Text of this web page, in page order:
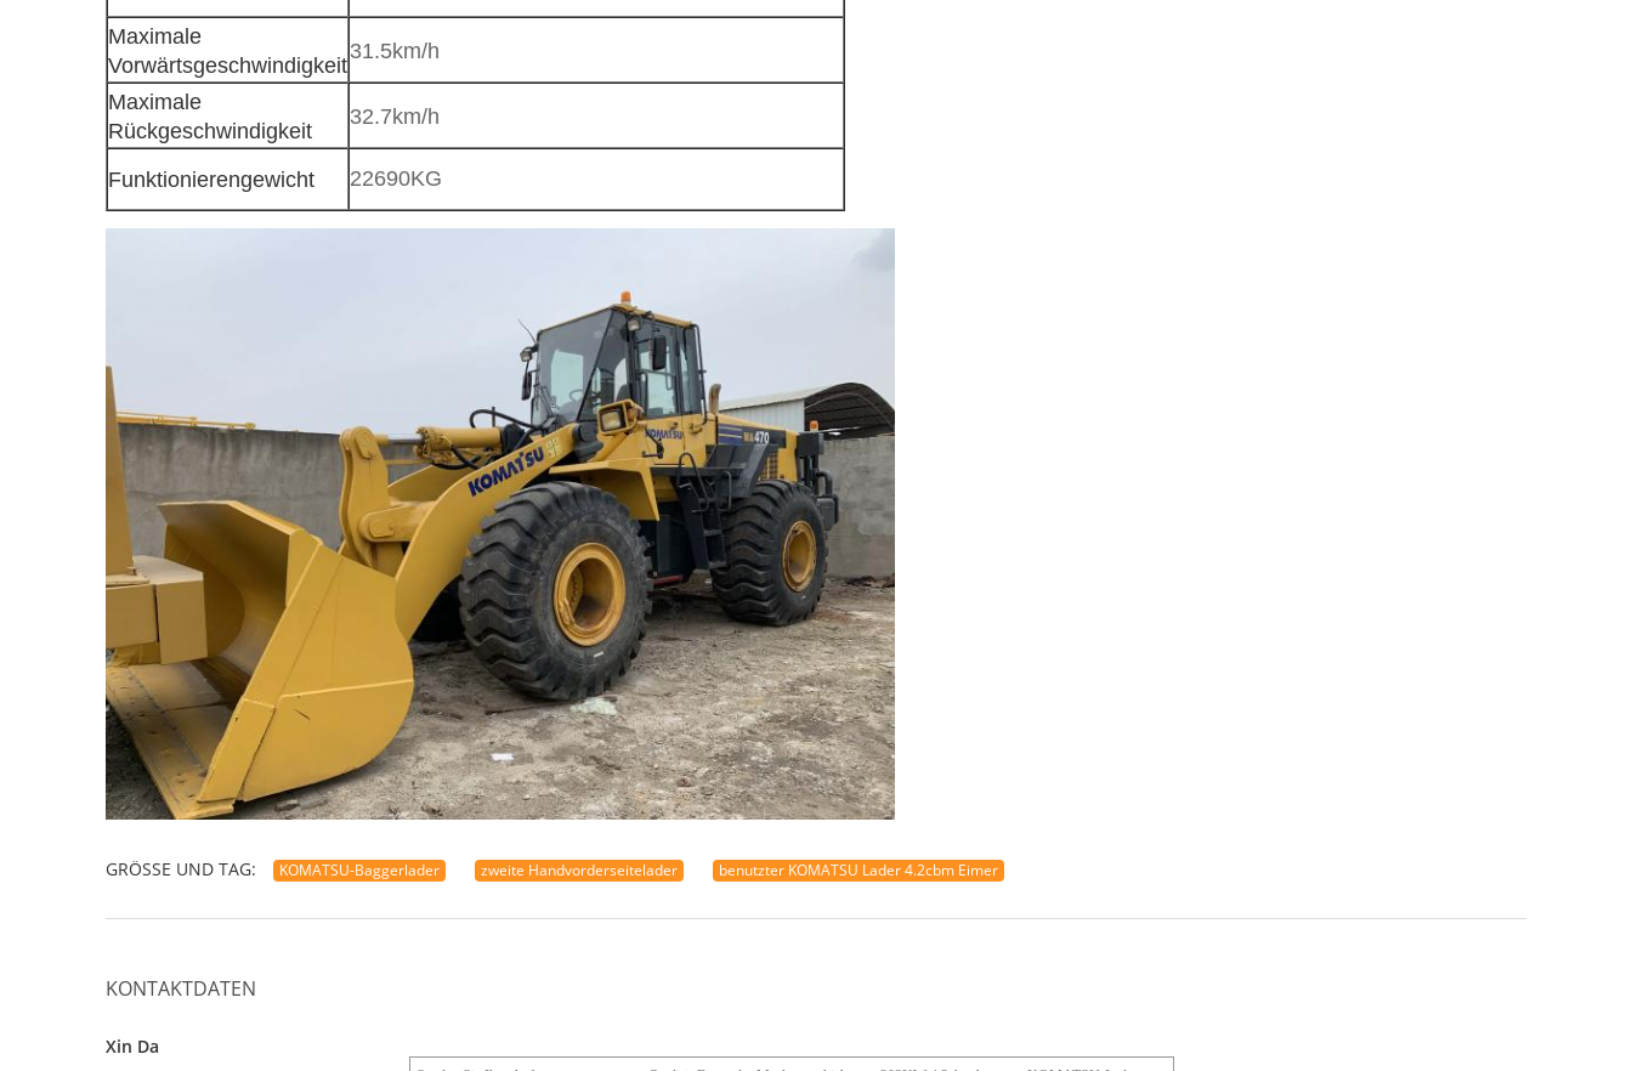
Maximale
Vorwärtsgeschwindigkeit
31.5km/h
Maximale
Rückgeschwindigkeit
32.7km/h
Funktionierengewicht 22690KG
GRÖSSE UND TAG: KOMATSU-Baggerlader zweite Handvorderseitelader benutzter KOMATSU Lader 4.2cbm Eimer
KONTAKTDATEN
Xin Da